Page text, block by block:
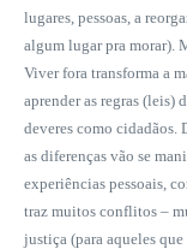
lugares, pessoas, a
algum lugar pra morar).
Viver fora transforma a
aprender as regras (leis)
deveres como cidadãos.
as diferenças vão se
experiências pessoais,
traz muitos conflitos –
justiça (para aqueles que